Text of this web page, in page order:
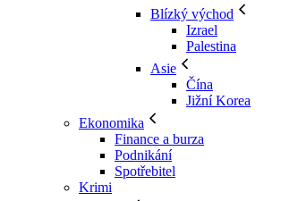
Blízký východ
Izrael
Palestina
Asie
Čína
Jižní Korea
Ekonomika
Finance a burza
Podnikání
Spotřebitel
Krimi